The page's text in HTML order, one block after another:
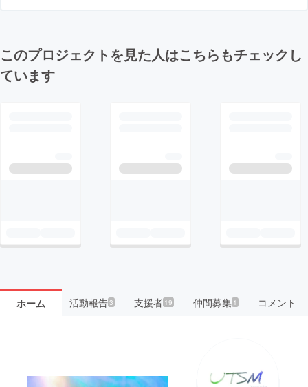
このプロジェクトを見た人はこちらもチェックし
ています
ホーム 活動報告3 支援者 19 仲間募集 1 コメント